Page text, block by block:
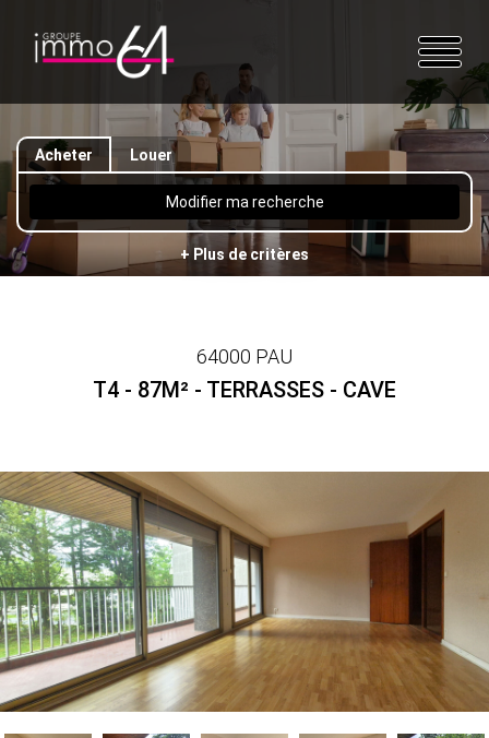
Acheter Louer
Modifier ma recherche
+ Plus de critères
64000 PAU
T4 - 87M² - TERRASSES - CAVE